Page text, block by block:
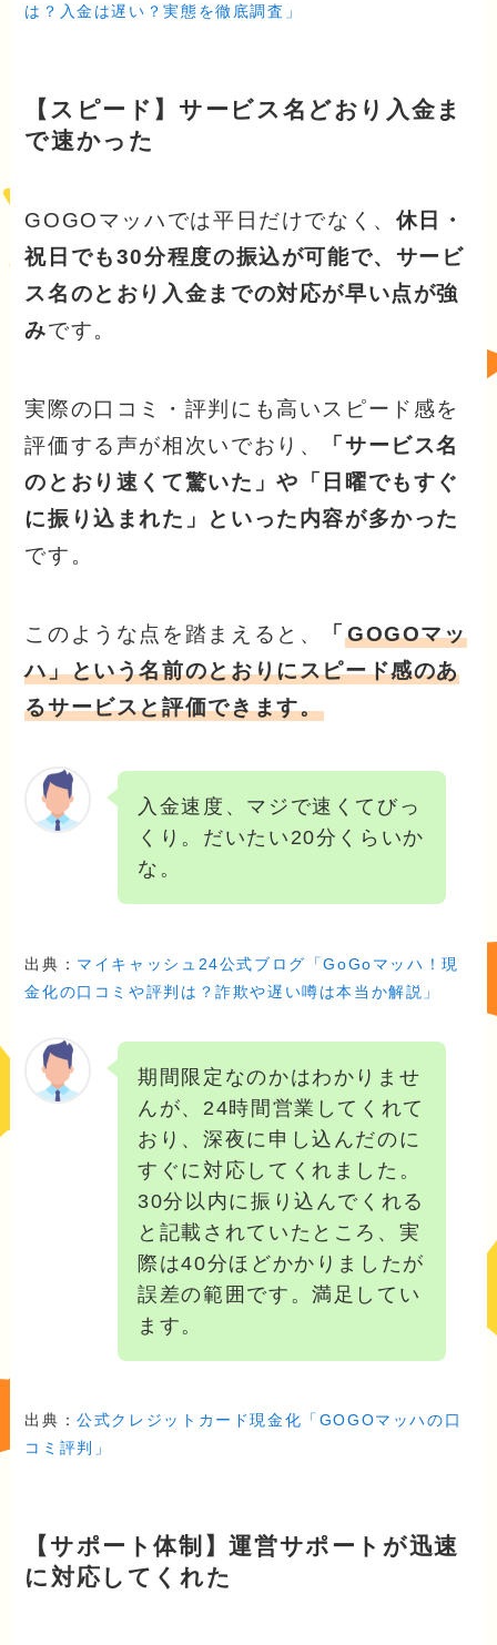
は？入金は遅い？実態を徹底調査」
【スピード】サービス名どおり入金ま
で速かった
GOGOマッハでは平日だけでなく、 休日・
祝日でも30分程度の振込が可能で、サービ
ス名のとおり入金までの対応が早い点が強
みです。
実際の口コミ・評判にも高いスピード感を
評価する声が相次いでおり、
「サービス名
のとおり速くて驚いた」や「日曜でもすぐ
に振り込まれた」といった内容が多かった
です。
このような点を踏まえると、 「 GOGOマッ
ハ」という名前のとおりにスピード感のあ
るサービスと評価できます。
入金速度、マジで速くてびっ
くり。だいたい20分くらいか
な。
出典： マイキャッシュ24公式ブログ「GoGoマッハ！現
金化の口コミや評判は？詐欺や遅い噂は本当か解説」
期間限定なのかはわかりませ
んが、24時間営業してくれて
おり、深夜に申し込んだのに
すぐに対応してくれました。
30分以内に振り込んでくれる
と記載されていたところ、実
際は40分ほどかかりましたが
誤差の範囲です。満足してい
ます。
出典：公式クレジットカード現金化「GOGOマッハの口
コミ評判」
【サポート体制】運営サポートが迅速
に対応してくれた